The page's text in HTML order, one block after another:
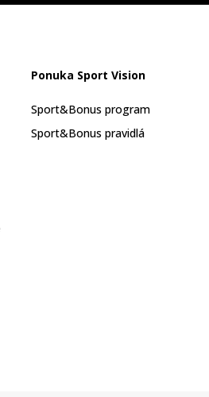
Ponuka Sport Vision
Sport&Bonus program
Sport&Bonus pravidlá